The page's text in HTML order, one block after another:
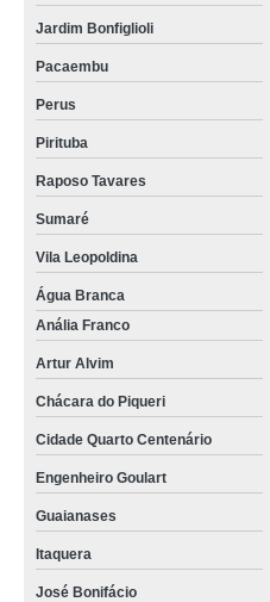
Jardim Bonfiglioli
Pacaembu
Perus
Pirituba
Raposo Tavares
Sumaré
Vila Leopoldina
Água Branca
Anália Franco
Artur Alvim
Chácara do Piqueri
Cidade Quarto Centenário
Engenheiro Goulart
Guaianases
Itaquera
José Bonifácio